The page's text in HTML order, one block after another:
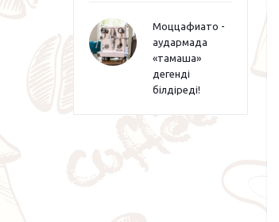
Моццафиато -
аудармада
«тамаша»
дегенді
білдіреді!